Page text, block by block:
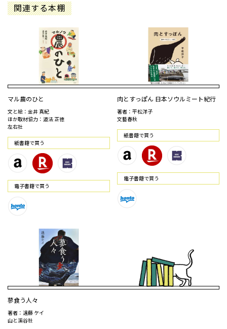
関連する本棚
マル農のひと
文と絵：金井 真紀
ほか取材協力：道法 正徳
左右社
紙書籍で買う
電⼦書籍で買う
肉とすっぽん 日本ソウルミート紀行
著者：平松洋子
文藝春秋
紙書籍で買う
電⼦書籍で買う
蓼食う人々
著者：遠藤 ケイ
山と溪谷社